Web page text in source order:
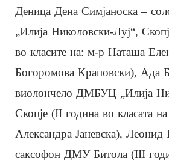
Деница Дена Симјаноска –
„Илија Николовски-Луј“,
во класите на: м-р Наташа
Богоромова Краповски), Ада
виолончело ДМБУЦ „Илија
Скопје (II година во класата
Александра Јаневска),
саксофон ДМУ Битола (III